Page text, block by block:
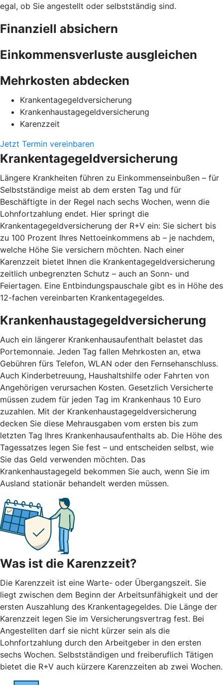
egal, ob Sie angestellt oder selbstständig sind.
Finanziell absichern
Einkommensverluste ausgleichen
Mehrkosten abdecken
Krankentagegeldversicherung
Krankenhaustagegeldversicherung
Karenzzeit
Jetzt Termin vereinbaren
Krankentagegeldversicherung
Längere Krankheiten führen zu Einkommenseinbußen – für
Selbstständige meist ab dem ersten Tag und für
Beschäftigte in der Regel nach sechs Wochen, wenn die
Lohnfortzahlung endet. Hier springt die
Krankentagegeldversicherung der R+V ein: Sie sichert bis
zu 100 Prozent Ihres Nettoeinkommens ab – je nachdem,
welche Höhe Sie versichern möchten. Nach einer
Karenzzeit bietet Ihnen die Krankentagegeldversicherung
zeitlich unbegrenzten Schutz – auch an Sonn- und
Feiertagen. Eine Entbindungspauschale gibt es in Höhe des
12-fachen vereinbarten Krankentagegeldes.
Krankenhaustagegeldversicherung
Auch ein längerer Krankenhausaufenthalt belastet das
Portemonnaie. Jeden Tag fallen Mehrkosten an, etwa
Gebühren fürs Telefon, WLAN oder den Fernsehanschluss.
Auch Kinderbetreuung, Haushaltshilfe oder Fahrten von
Angehörigen verursachen Kosten. Gesetzlich Versicherte
müssen zudem für jeden Tag im Krankenhaus 10 Euro
zuzahlen. Mit der Krankenhaustagegeldversicherung
decken Sie diese Mehrausgaben vom ersten bis zum
letzten Tag Ihres Krankenhausaufenthalts ab. Die Höhe des
Tagessatzes legen Sie fest – und entscheiden selbst, wie
Sie das Geld verwenden möchten. Das
Krankenhaustagegeld bekommen Sie auch, wenn Sie im
Ausland stationär behandelt werden müssen.
Was ist die Karenzzeit?
Die Karenzzeit ist eine Warte- oder Übergangszeit. Sie
liegt zwischen dem Beginn der Arbeitsunfähigkeit und der
ersten Auszahlung des Krankentagegeldes. Die Länge der
Karenzzeit legen Sie im Versicherungsvertrag fest. Bei
Angestellten darf sie nicht kürzer sein als die
Lohnfortzahlung durch den Arbeitgeber in den ersten
sechs Wochen. Selbstständigen und freiberuflich Tätigen
bietet die R+V auch kürzere Karenzzeiten ab zwei Wochen.